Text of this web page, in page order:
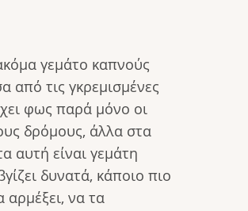
γεμάτο καπνούς
από τις γκρεμισμένες
φως παρά μόνο οι
δρόμους, άλλα στα
αυτή είναι γεμάτη
δυνατά, κάποιο πιο
να τα